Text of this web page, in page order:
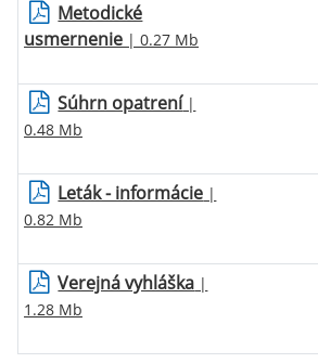
Metodické
usmernenie | 0.27 Mb
Súhrn opatrení|
0.48 Mb
Leták - informácie |
0.82 Mb
Verejná vyhláška |
1.28 Mb